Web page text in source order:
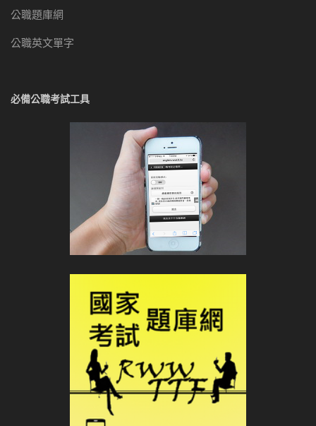
公職題庫網
公職英文單字
必備公職考試工具